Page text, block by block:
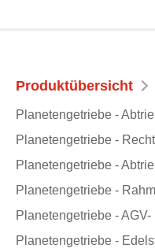
Produktübersicht
Planetengetriebe -
Planetengetriebe -
Planetengetriebe -
Planetengetriebe -
Planetengetriebe -
Planetengetriebe -